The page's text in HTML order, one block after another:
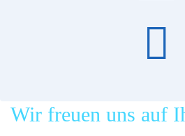
Wir freuen uns auf